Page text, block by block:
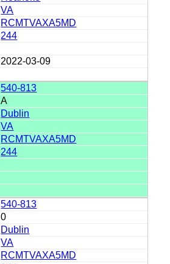
VA
RCMTVAXA5MD
244
2022-03-09
540-813
A
Dublin
VA
RCMTVAXA5MD
244
540-813
0
Dublin
VA
RCMTVAXA5MD